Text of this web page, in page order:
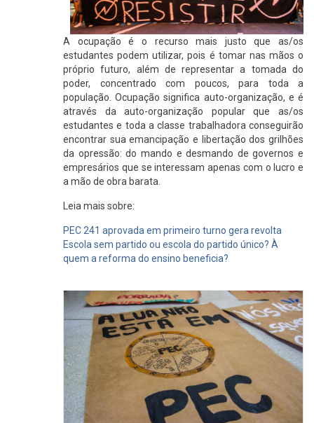
A ocupação é o recurso mais justo que as/os
estudantes podem utilizar, pois é tomar nas mãos o
próprio futuro, além de representar a tomada do
poder, concentrado com poucos, para toda a
população. Ocupação significa auto-organização, e é
através da auto-organização popular que as/os
estudantes e toda a classe trabalhadora conseguirão
encontrar sua emancipação e libertação dos grilhões
da opressão: do mando e desmando de governos e
empresários que se interessam apenas com o lucro e
a mão de obra barata.
Leia mais sobre:
PEC 241 aprovada em primeiro turno gera revolta
Escola sem partido ou escola do partido único? À
quem a reforma do ensino beneficia?